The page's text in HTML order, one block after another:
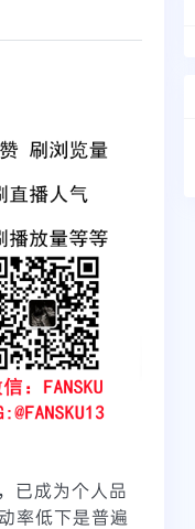
已成为个人品
率低下是普遍